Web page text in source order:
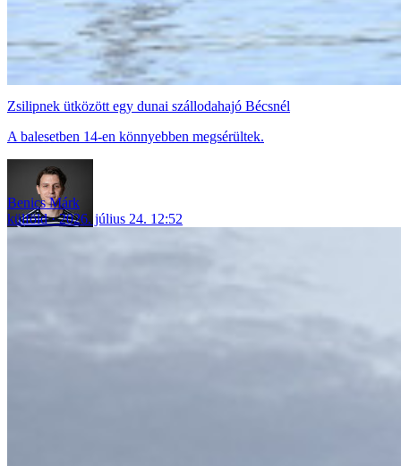
Zsilipnek ütközött egy dunai szállodahajó Bécsnél
A balesetben 14-en könnyebben megsérültek.
Benics Márk
külföld
2026. július 24. 12:52